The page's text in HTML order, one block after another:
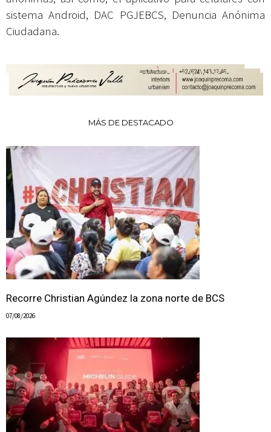
sistema Android, DAC PGJEBCS, Denuncia Anónima
Ciudadana.
MÁS DE DESTACADO
Recorre Christian Agúndez la zona norte de BCS
07/08/2026